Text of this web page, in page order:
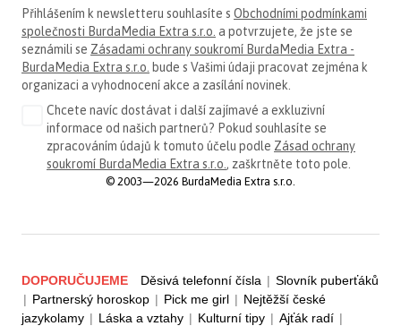
Přihlášením k newsletteru souhlasíte s Obchodními podmínkami
společnosti BurdaMedia Extra s.r.o. a potvrzujete, že jste se
seznámili se Zásadami ochrany soukromí BurdaMedia Extra -
BurdaMedia Extra s.r.o. bude s Vašimi údaji pracovat zejména k
organizaci a vyhodnocení akce a zasílání novinek.
Chcete navíc dostávat i další zajímavé a exkluzivní
informace od našich partnerů? Pokud souhlasíte se
zpracováním údajů k tomuto účelu podle Zásad ochrany
soukromí BurdaMedia Extra s.r.o. , zaškrtněte toto pole.
© 2003—2026 BurdaMedia Extra s.r.o.
DOPORUČUJEME Děsivá telefonní čísla | Slovník puberťáků
| Partnerský horoskop | Pick me girl | Nejtěžší české
jazykolamy | Láska a vztahy | Kulturní tipy | Ajťák radí |